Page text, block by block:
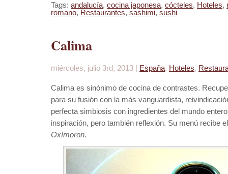
Tags: andalucía, cocina japonesa, cócteles, Hoteles,
romano, Restaurantes, sashimi, sushi
Calima
miércoles, julio 3rd, 2013 | España, Hoteles,
Calima es sinónimo de cocina de contrastes.
para su fusión con la más vanguardista,
perfecta simbiosis con ingredientes del mundo
inspiración, pero también reflexión. Su menú recibe
Oxímoron.